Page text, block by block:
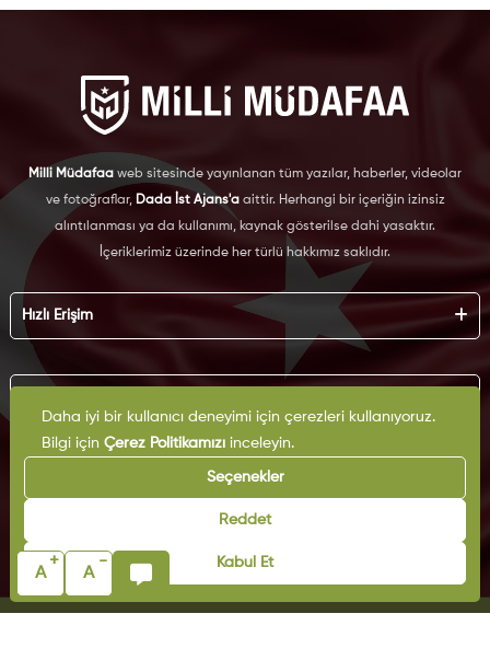
A
+
A
-
Milli Müdafaa web sitesinde yayınlanan tüm yazılar, haberler, videolar
ve fotoğraflar, Dada İst Ajans'aaittir. Herhangi bir içeriğin izinsiz
alıntılanması ya da kullanımı, kaynak gösterilse dahi yasaktır.
İçeriklerimiz üzerinde her türlü hakkımız saklıdır.
Hızlı Erişim
Künye
Reklam
İş Birliği
Arşiv
İletişim
KVKK
Çerez Politikası
Gizlilik Politikası
Kullanım Şartları
Daha iyi bir kullanıcı deneyimi için çerezleri kullanıyoruz.
Bilgi için Çerez Politikamızıinceleyin.
Seçenekler
Reddet
Kabul Et